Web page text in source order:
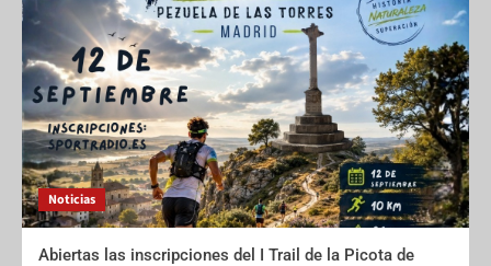
Noticias
Abiertas las inscripciones del I Trail de la Picota de